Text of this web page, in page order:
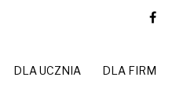
DLA UCZNIA DLA FIRM